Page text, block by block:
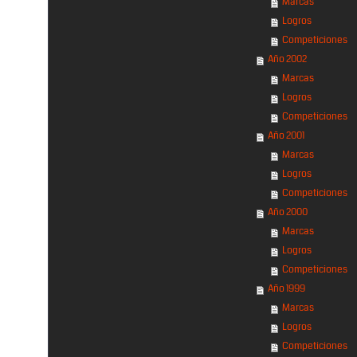
Logros
Competiciones
Año 2002
Marcas
Logros
Competiciones
Año 2001
Marcas
Logros
Competiciones
Año 2000
Marcas
Logros
Competiciones
Año 1999
Marcas
Logros
Competiciones